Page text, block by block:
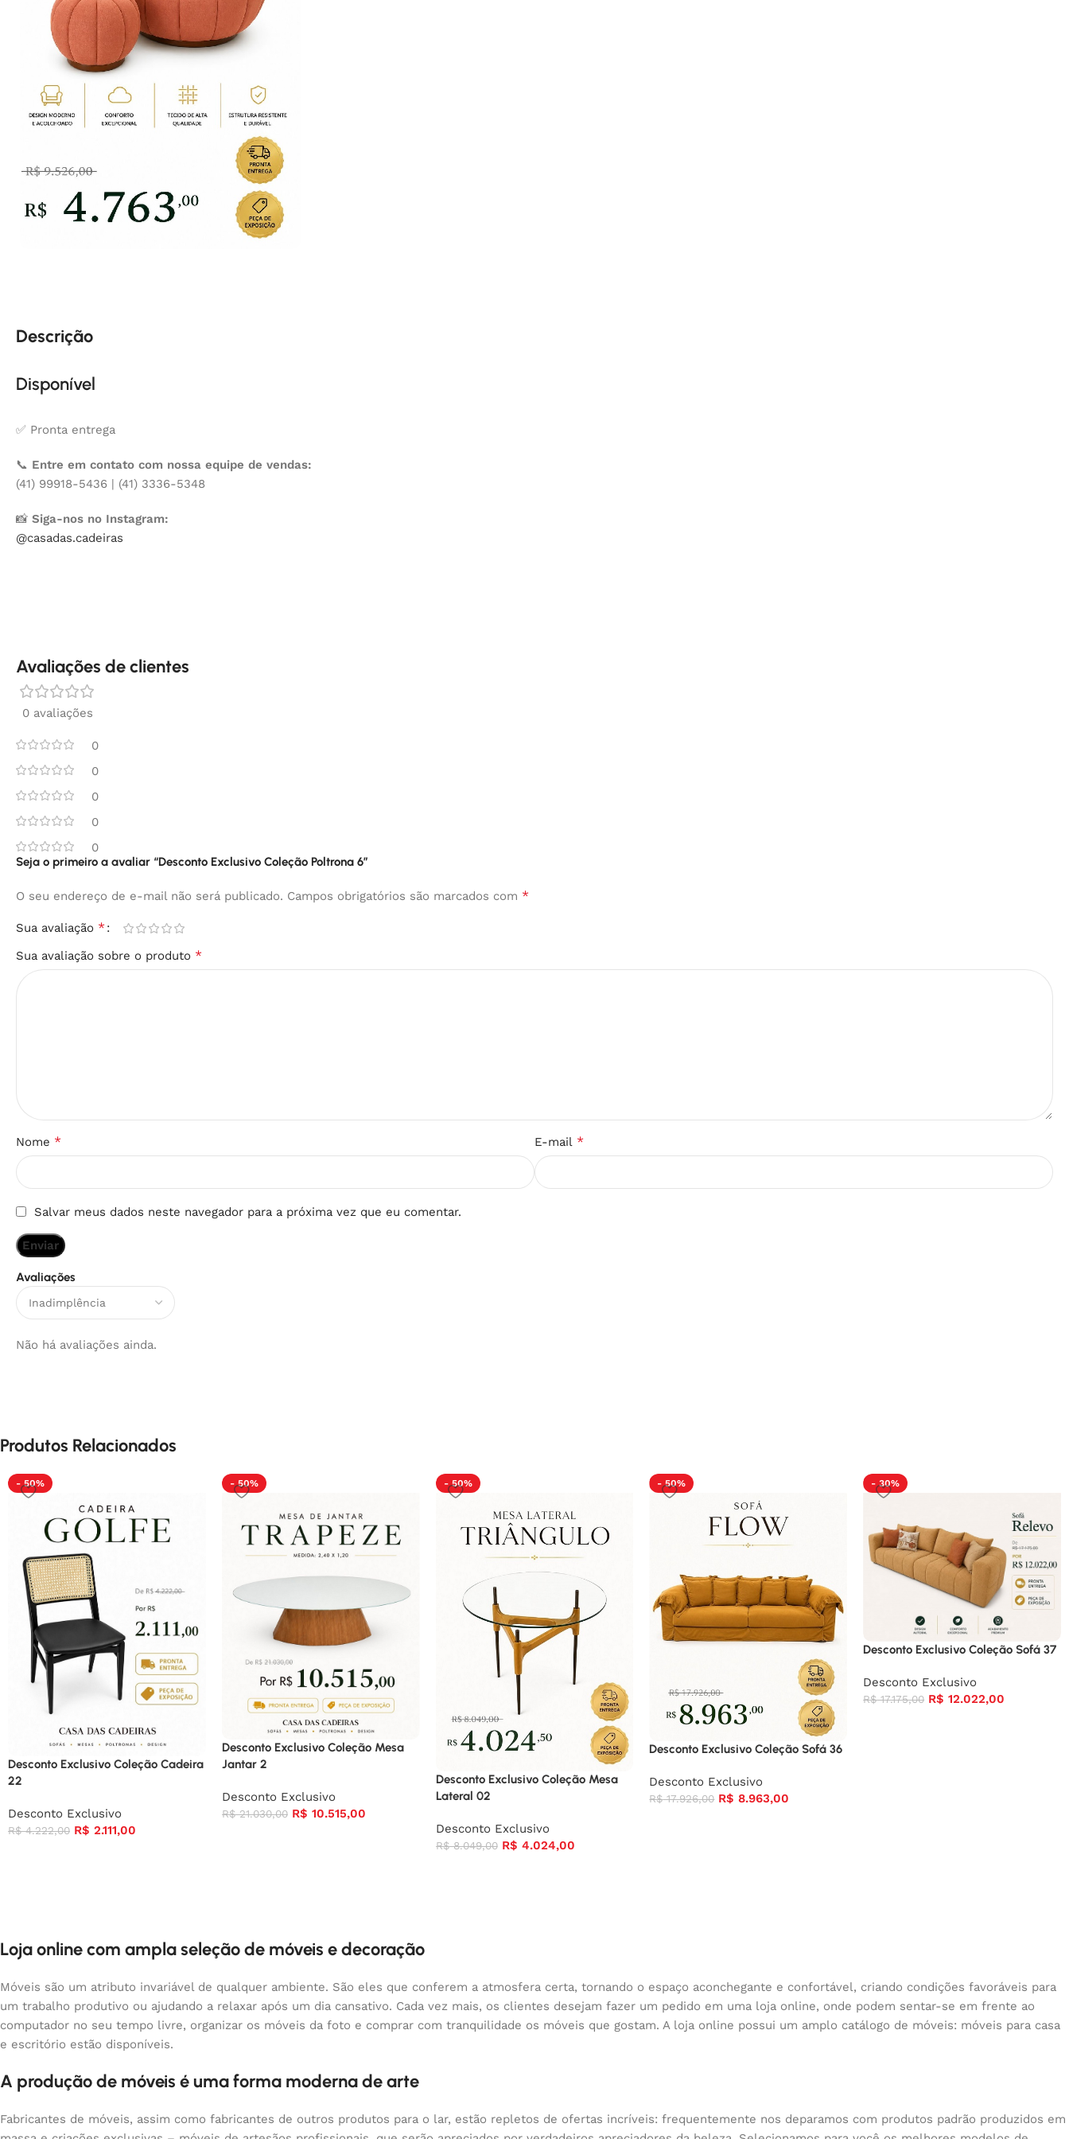
Descrição
Disponível
✅ Pronta entrega
📞 Entre em contato com nossa equipe de vendas:
(41) 99918-5436 | (41) 3336-5348
📸 Siga-nos no Instagram:
@casadas.cadeiras
Avaliações de clientes
0 avaliações
0
0
0
0
0
Avaliações
Não há avaliações ainda.
Seja o primeiro a avaliar “Desconto Exclusivo Coleção Poltrona 6”
O seu endereço de e-mail não será publicado. Campos obrigatórios são marcados com *
Sua avaliação *
Sua avaliação sobre o produto *
Nome * E-mail *
Salvar meus dados neste navegador para a próxima vez que eu comentar.
Produtos Relacionados
- 50%
Desconto Exclusivo Coleção Cadeira
22
Desconto Exclusivo
R$4.222,00 R$ 2.111,00
- 50%
Desconto Exclusivo Coleção Mesa
Jantar 2
Desconto Exclusivo
R$21.030,00 R$ 10.515,00
- 50%
Desconto Exclusivo Coleção Mesa
Lateral 02
Desconto Exclusivo
R$8.049,00 R$ 4.024,00
- 50%
Desconto Exclusivo Coleção Sofá 36
Desconto Exclusivo
R$17.926,00 R$ 8.963,00
- 30%
Desconto Exclusivo Coleção Sofá 37
Desconto Exclusivo
R$17.175,00 R$ 12.022,00
Loja online com ampla seleção de móveis e decoração
Móveis são um atributo invariável de qualquer ambiente. São eles que conferem a atmosfera certa, tornando o espaço aconchegante e confortável, criando condições favoráveis para
um trabalho produtivo ou ajudando a relaxar após um dia cansativo. Cada vez mais, os clientes desejam fazer um pedido em uma loja online, onde podem sentar-se em frente ao
computador no seu tempo livre, organizar os móveis da foto e comprar com tranquilidade os móveis que gostam. A loja online possui um amplo catálogo de móveis: móveis para casa
e escritório estão disponíveis.
A produção de móveis é uma forma moderna de arte
Fabricantes de móveis, assim como fabricantes de outros produtos para o lar, estão repletos de ofertas incríveis: frequentemente nos deparamos com produtos padrão produzidos em